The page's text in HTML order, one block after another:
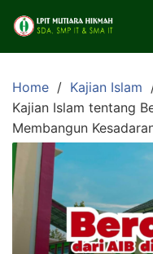
content
Home
Kajian Islam
Kajian Islam tentang
Membangun